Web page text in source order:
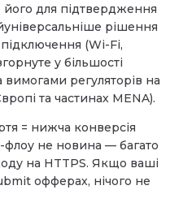
для підтвердження
рішення
(Wi-Fi,
у більшості
вимогами регуляторів на
та частинах MENA).
= нижча конверсія
не новина — багато
на HTTPS. Якщо ваші
офферах, нічого не